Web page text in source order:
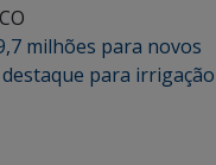
milhões para novos
para irrigação